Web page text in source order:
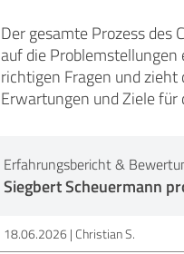
Der gesamte Prozess des
auf die Problemstellungen
richtigen Fragen und
Erwartungen und Ziele für
Erfahrungsbericht &
Siegbert Scheuermann
18.06.2026 Christian S.